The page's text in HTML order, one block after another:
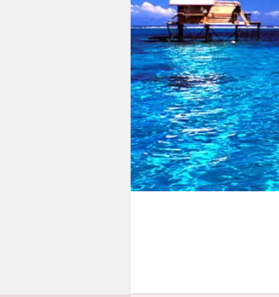
veranstaltungen
shop
fragen & hilfe
unterstützen
abo
genossenschaft